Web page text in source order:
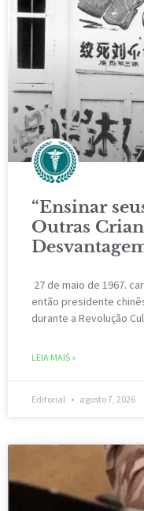
“Ensinar
Outras
27 de maio de 1967.
então presidente
durante a Revolução
LEIA MAIS »
Editorial agosto 7, 2026